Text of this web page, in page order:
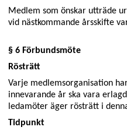
Medlem som önskar utträde
vid nästkommande årsskifte
§ 6 Förbundsmöte
Rösträtt
Varje medlemsorganisation
innevarande år ska vara
ledamöter äger rösträtt i
Tidpunkt